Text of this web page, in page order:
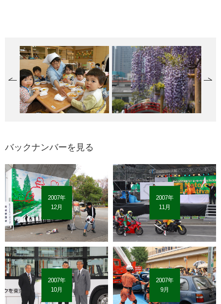
バックナンバーを見る
2007年
12月
2007年
11月
2007年
10月
2007年
9月